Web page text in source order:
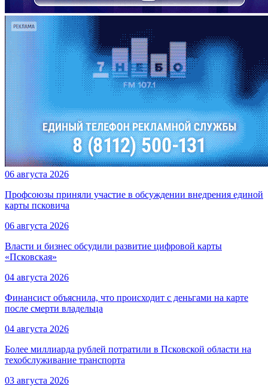
06 августа 2026
Профсоюзы приняли участие в обсуждении внедрения единой
карты псковича
06 августа 2026
Власти и бизнес обсудили развитие цифровой карты
«Псковская»
04 августа 2026
Финансист объяснила, что происходит с деньгами на карте
после смерти владельца
04 августа 2026
Более миллиарда рублей потратили в Псковской области на
техобслуживание транспорта
03 августа 2026